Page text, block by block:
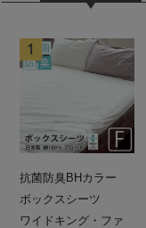
抗菌防臭BHカラー
ボックスシーツ
ワイドキング・ファ